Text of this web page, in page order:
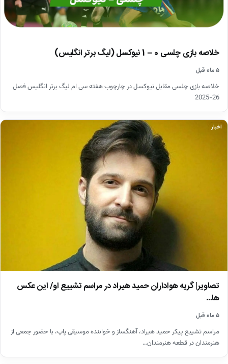
خلاصه بازی چلسی 0 – 1 نیوکسل (لیگ برتر انگلیس)
۵ ماه قبل
خلاصه بازی چلسی مقابل نیوکسل در چارچوب هفته سی ام لیگ برتر انگلیس فصل
26-2025
اخبار
تصاویر| گریه هواداران حمید هیراد در مراسم تشییع او/ این عکس
ها…
۵ ماه قبل
مراسم تشییع پیکر حمید هیراد، آهنگساز و خواننده موسیقی پاپ، با حضور جمعی از
هنرمندان در قطعه هنرمندان…